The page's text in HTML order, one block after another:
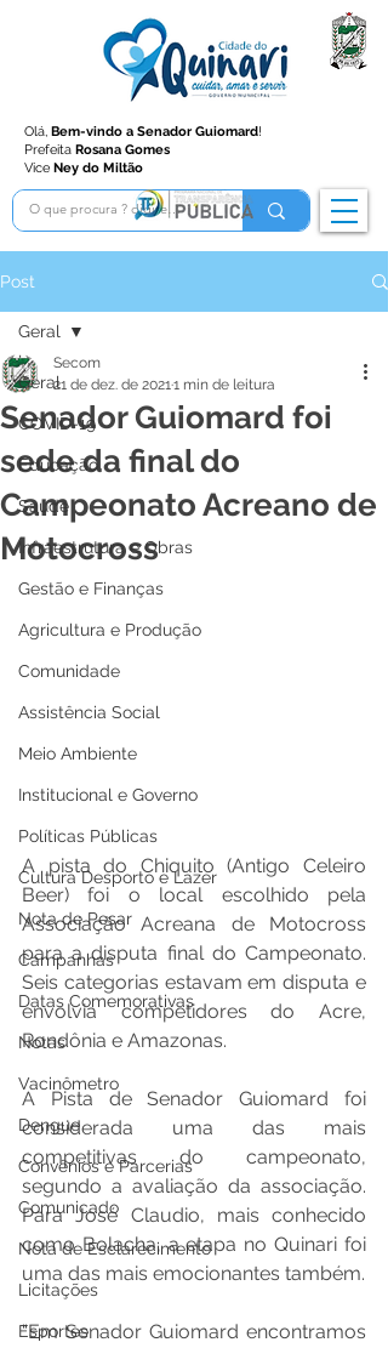
Olá, Bem-vindo a Senador Guiomard!
Prefeita Rosana Gomes
Vice Ney do Miltão
Post
Geral
COVID-19
Educação
Saúde
Infraestrutura e Obras
Gestão e Finanças
Agricultura e Produção
Comunidade
Assistência Social
Meio Ambiente
Institucional e Governo
Políticas Públicas
Cultura Desporto e Lazer
Nota de Pesar
Campanhas
Datas Comemorativas
Notas
Vacinômetro
Dengue
Convênios e Parcerias
Comunicado
Nota de Esclarecimento
Licitações
Esportes
Geral
Senador Guiomard foi
sede da final do
Campeonato Acreano de
Motocross
Secom
21 de dez. de 20211 min de leitura
A pista do Chiquito (Antigo Celeiro
Beer) foi o local escolhido pela
Associação Acreana de Motocross
para a disputa final do Campeonato.
Seis categorias estavam em disputa e
envolvia competidores do Acre,
Rondônia e Amazonas.
A Pista de Senador Guiomard foi
considerada uma das mais
competitivas do campeonato,
segundo a avaliação da associação.
Para José Claudio, mais conhecido
como Bolacha, a etapa no Quinari foi
“Em Senador Guiomard encontramos